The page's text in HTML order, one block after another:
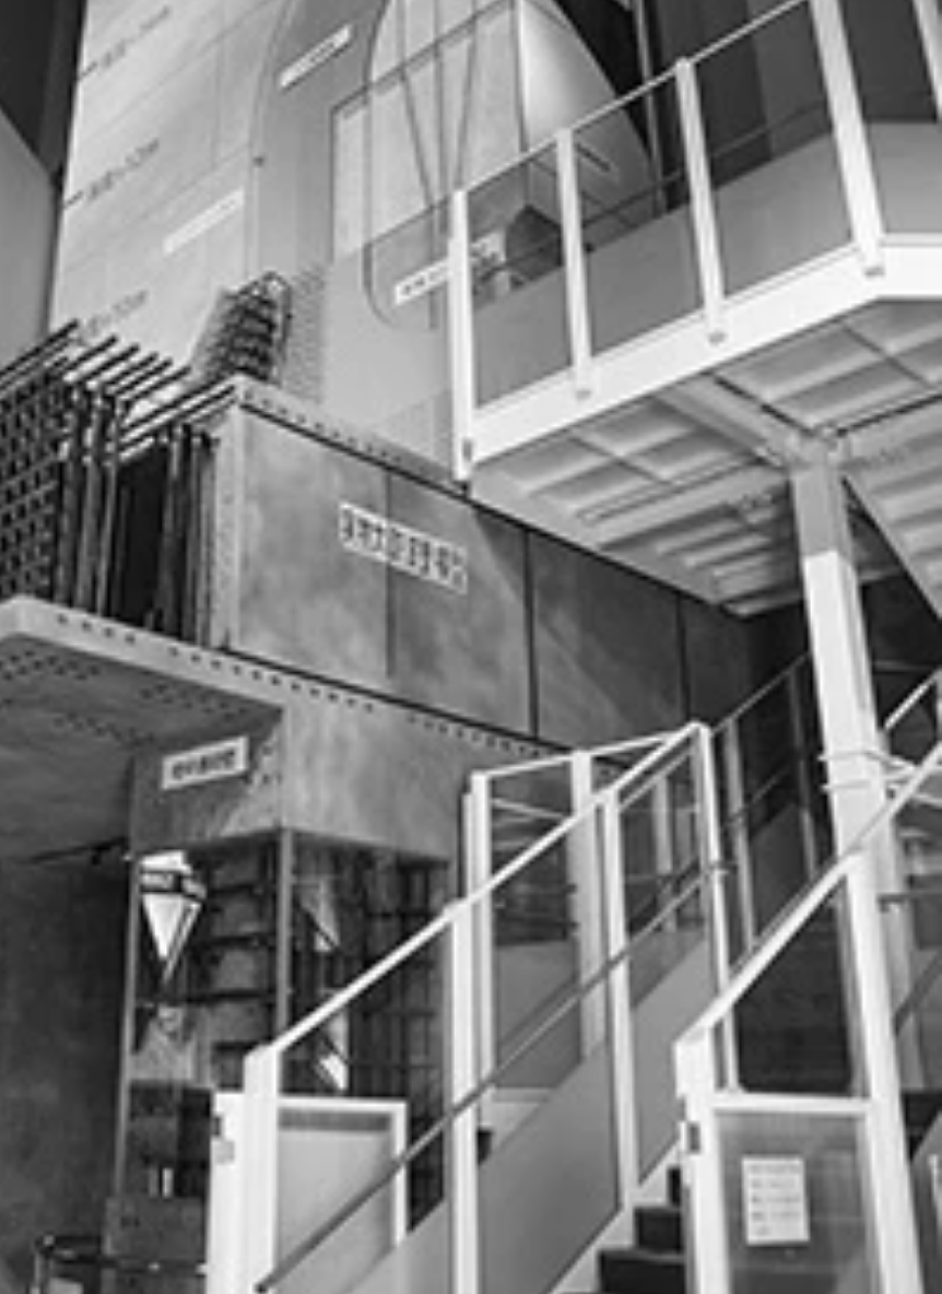
城も、重要文化財指定の建造物の倒壊や石垣の崩落など深刻な被害に見舞われた
送る被災者たち
れたままのビルが少なくない。余震の際は頭上からの危険な落下物に注意する必要がある
が今にも落下しそうになっている